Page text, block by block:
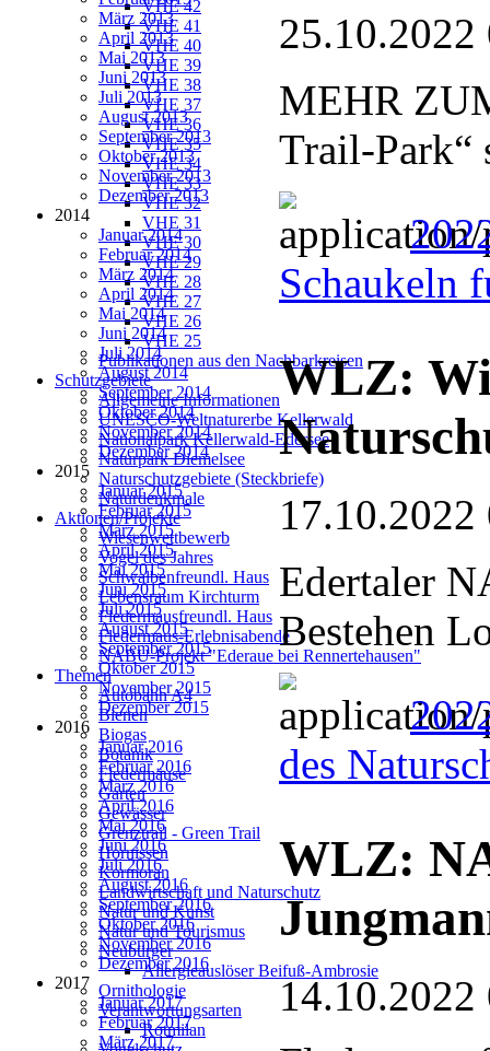
VHE 42
VHE 41
VHE 40
VHE 39
VHE 38
VHE 37
VHE 36
VHE 35
VHE 34
VHE 33
VHE 32
VHE 31
VHE 30
VHE 29
VHE 28
VHE 27
VHE 26
VHE 25
Publikationen aus den Nachbarkreisen
Schutzgebiete
Allgemeine Informationen
UNESCO-Weltnaturerbe Kellerwald
Nationalpark Kellerwald-Edersee
Naturpark Diemelsee
Naturschutzgebiete (Steckbriefe)
Naturdenkmale
Aktionen/Projekte
Wiesenwettbewerb
Vogel des Jahres
Schwalbenfreundl. Haus
Lebensraum Kirchturm
Fledermausfreundl. Haus
Fledermaus-Erlebnisabende
NABU-Projekt "Ederaue bei Rennertehausen"
Themen
Autobahn A4
Bienen
Biogas
Botanik
Fledermäuse
Garten
Gewässer
Grenztrail - Green Trail
Hornissen
Kormoran
Landwirtschaft und Naturschutz
Natur und Kunst
Natur und Tourismus
Neubürger
Allergieauslöser Beifuß-Ambrosie
Ornithologie
Verantwortungsarten
Rotmilan
März 2013
April 2013
Mai 2013
Juni 2013
Juli 2013
August 2013
September 2013
Oktober 2013
November 2013
Dezember 2013
2014
Januar 2014
Februar 2014
März 2014
April 2014
Mai 2014
Juni 2014
Juli 2014
August 2014
September 2014
Oktober 2014
November 2014
Dezember 2014
2015
Januar 2015
Februar 2015
März 2015
April 2015
Mai 2015
Juni 2015
Juli 2015
August 2015
September 2015
Oktober 2015
November 2015
Dezember 2015
2016
Januar 2016
Februar 2016
März 2016
April 2016
Mai 2016
Juni 2016
Juli 2016
August 2016
September 2016
Oktober 2016
November 2016
Dezember 2016
2017
Januar 2017
Februar 2017
März 2017
25.10.2022
MEHR
Trail-Park“
Schaukeln
WLZ:
17.10.2022
Edertaler
Bestehen
des
WLZ:
14.10.2022